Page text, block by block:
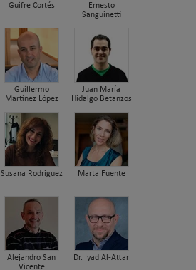
Guifre Cortés
Ernesto
Sanguinetti
Guillermo
Martínez López
Juan María
Hidalgo Betanzos
Susana Rodriguez Marta Fuente
Alejandro San
Vicente
Dr. Iyad Al-Attar